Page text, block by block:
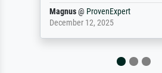
Dr.@ProvenExpert
February 3, 2026